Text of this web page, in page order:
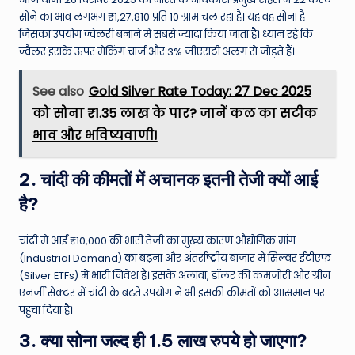
सोने का भाव लगभग ₹1,27,810 प्रति 10 ग्राम चल रहा है। यह वह सोना है
जिसका उपयोग ज्वेलरी बनाने में सबसे ज्यादा किया जाता है। ध्यान रहे कि
ज्वैलर इसके ऊपर मेकिंग चार्ज और 3% जीएसटी अलग से जोड़ते हैं।
See also Gold Silver Rate Today: 27 Dec 2025
को सोना ₹1.35 लाख के पार? जानें कल का सटीक
भाव और भविष्यवाणी!
2. चांदी की कीमतों में अचानक इतनी तेजी क्यों आई
है?
चांदी में आई ₹10,000 की भारी तेजी का मुख्य कारण औद्योगिक मांग
(Industrial Demand) का बढ़ना और अंतर्राष्ट्रीय बाजार में सिल्वर ईटीएफ
(Silver ETFs) में भारी निवेश है। इसके अलावा, डॉलर की कमजोरी और ग्रीन
एनर्जी सेक्टर में चांदी के बढ़ते उपयोग ने भी इसकी कीमतों को आसमान पर
पहुंचा दिया है।
3. क्या सोना जल्द ही 1.5 लाख रुपये हो जाएगा?